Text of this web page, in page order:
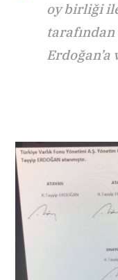
oy birliği
Erdoğan’a